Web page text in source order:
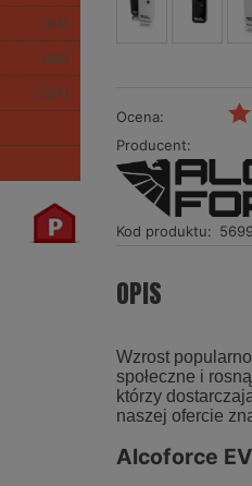
(63)
(40)
(287)
Ocena:
Producent:
Kod produktu:
OPIS
Wzrost
społeczne i
którzy
naszej ofercie
Alcoforce